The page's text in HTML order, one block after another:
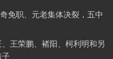
免职、元老集体决裂，五中
王荣鹏、褚阳、柯利明和另